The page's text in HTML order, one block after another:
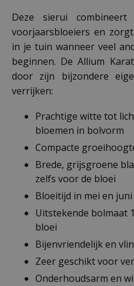
Deze sierui
voorjaarsbloeiers en
in je tuin wanneer veel
beginnen. De Allium
door zijn bijzondere
verrijken:
Prachtige witte tot
bloemen in bolvorm
Compacte
Brede, grijsgroene
zelfs voor de bloei
Bloeitijd in mei en juni
Uitstekende bolmaat
bloei
Bijenvriendelijk en
Zeer geschikt voor
Onderhoudsarm en